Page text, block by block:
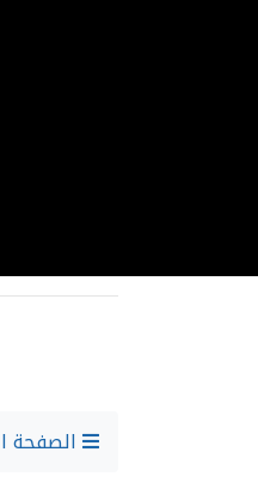
الصفحة